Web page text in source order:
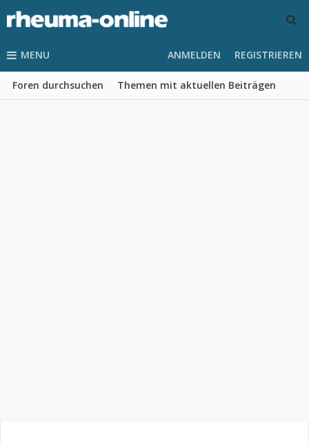
MENU
Foren durchsuchen Themen mit aktuellen Beiträgen
ANMELDEN REGISTRIEREN